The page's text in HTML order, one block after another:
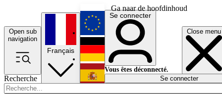
Ga naar de hoofdinhoud
Open sub
navigation
Close menu
Recherche
Français
English
Deutsch
Español
Se connecter
Vous êtes déconnecté.
Se connecter